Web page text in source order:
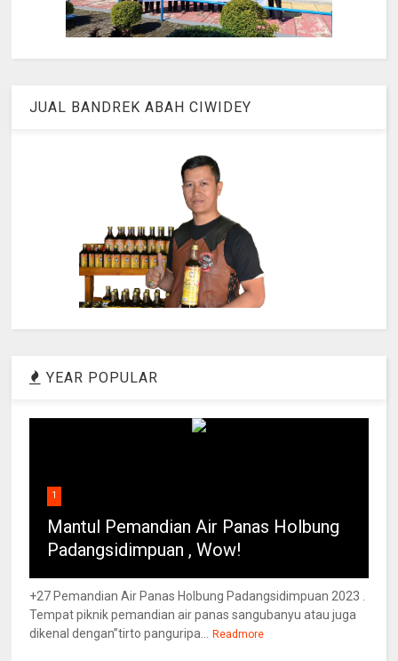
JUAL BANDREK ABAH CIWIDEY
YEAR POPULAR
1
Mantul Pemandian Air Panas Holbung
Padangsidimpuan , Wow!
+27 Pemandian Air Panas Holbung Padangsidimpuan 2023 .
Tempat piknik pemandian air panas sangubanyu atau juga
dikenal dengan”tirto panguripa...
Readmore